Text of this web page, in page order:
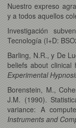
Nuestro expreso
y a todos aquellos
Investigación
Tecnología (I+D:
Barling, N.R., y De
beliefs about clinical
Experimental
Borenstein, M.,
J.M. (1990).
variance: A
Instruments and